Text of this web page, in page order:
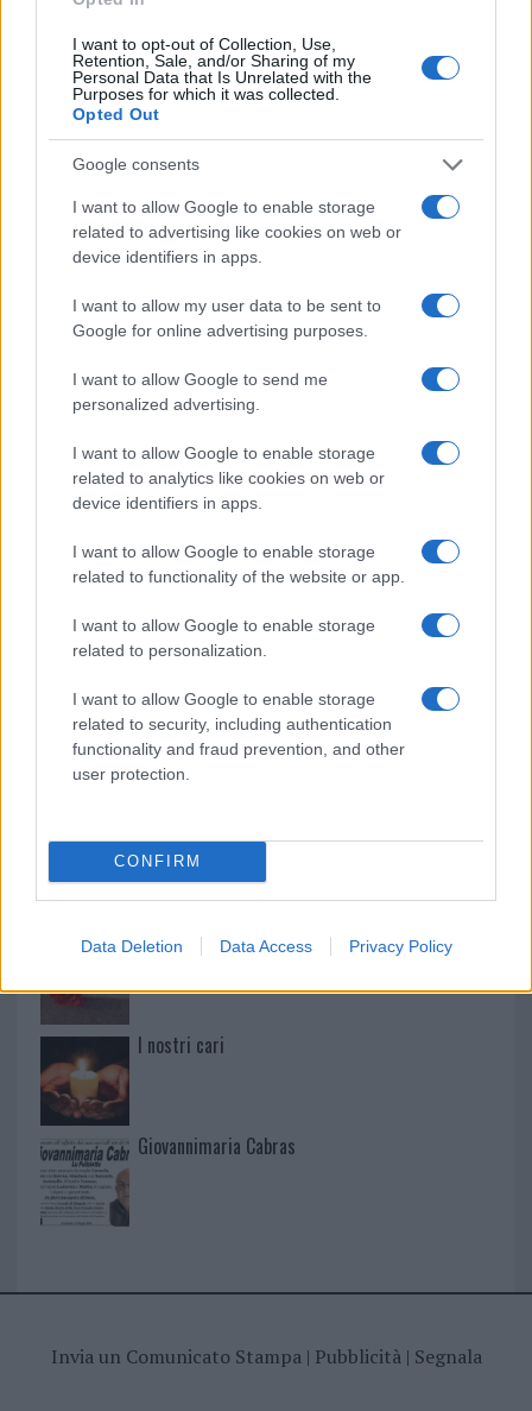
I want to opt-out of Collection, Use,
Retention, Sale, and/or Sharing of my
Personal Data that Is Unrelated with the
Purposes for which it was collected.
Opted Out
Google consents
I want to allow Google to enable storage
related to advertising like cookies on web or
device identifiers in apps.
I want to allow my user data to be sent to
Google for online advertising purposes.
I want to allow Google to send me
personalized advertising.
I want to allow Google to enable storage
related to analytics like cookies on web or
device identifiers in apps.
I want to allow Google to enable storage
related to functionality of the website or app.
I want to allow Google to enable storage
related to personalization.
I want to allow Google to enable storage
related to security, including authentication
functionality and fraud prevention, and other
user protection.
CONFIRM
Data Deletion Data Access Privacy Policy
Test tunnel Olbia: rampe chiuse ancora fino a
fine agosto
Aggius conquista la classifica delle mete più
amate dell’estate 2026
NECROLOGIE
Mario Malu
Paolo Pinna
Martina Agostina Diturco
I nostri cari
I nostri cari
I nostri cari
Giovannimaria Cabras
Invia un Comunicato Stampa| Pubblicità| Segnala